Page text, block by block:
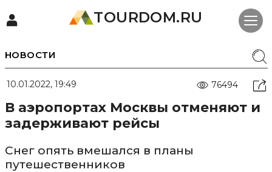
TOURDOM.RU
НОВОСТИ
10.01.2022, 19:49 76494
В аэропортах Москвы отменяют и
задерживают рейсы
Снег опять вмешался в планы
путешественников